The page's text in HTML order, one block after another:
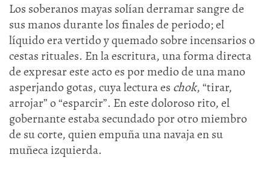
Los soberanos mayas solían derramar sangre de
sus manos durante los finales de periodo; el
líquido era vertido y quemado sobre incensarios o
cestas rituales. En la escritura, una forma directa
de expresar este acto es por medio de una mano
asperjando gotas, cuya lectura es chok, “tirar,
arrojar” o “esparcir”. En este doloroso rito, el
gobernante estaba secundado por otro miembro
de su corte, quien empuña una navaja en su
muñeca izquierda.